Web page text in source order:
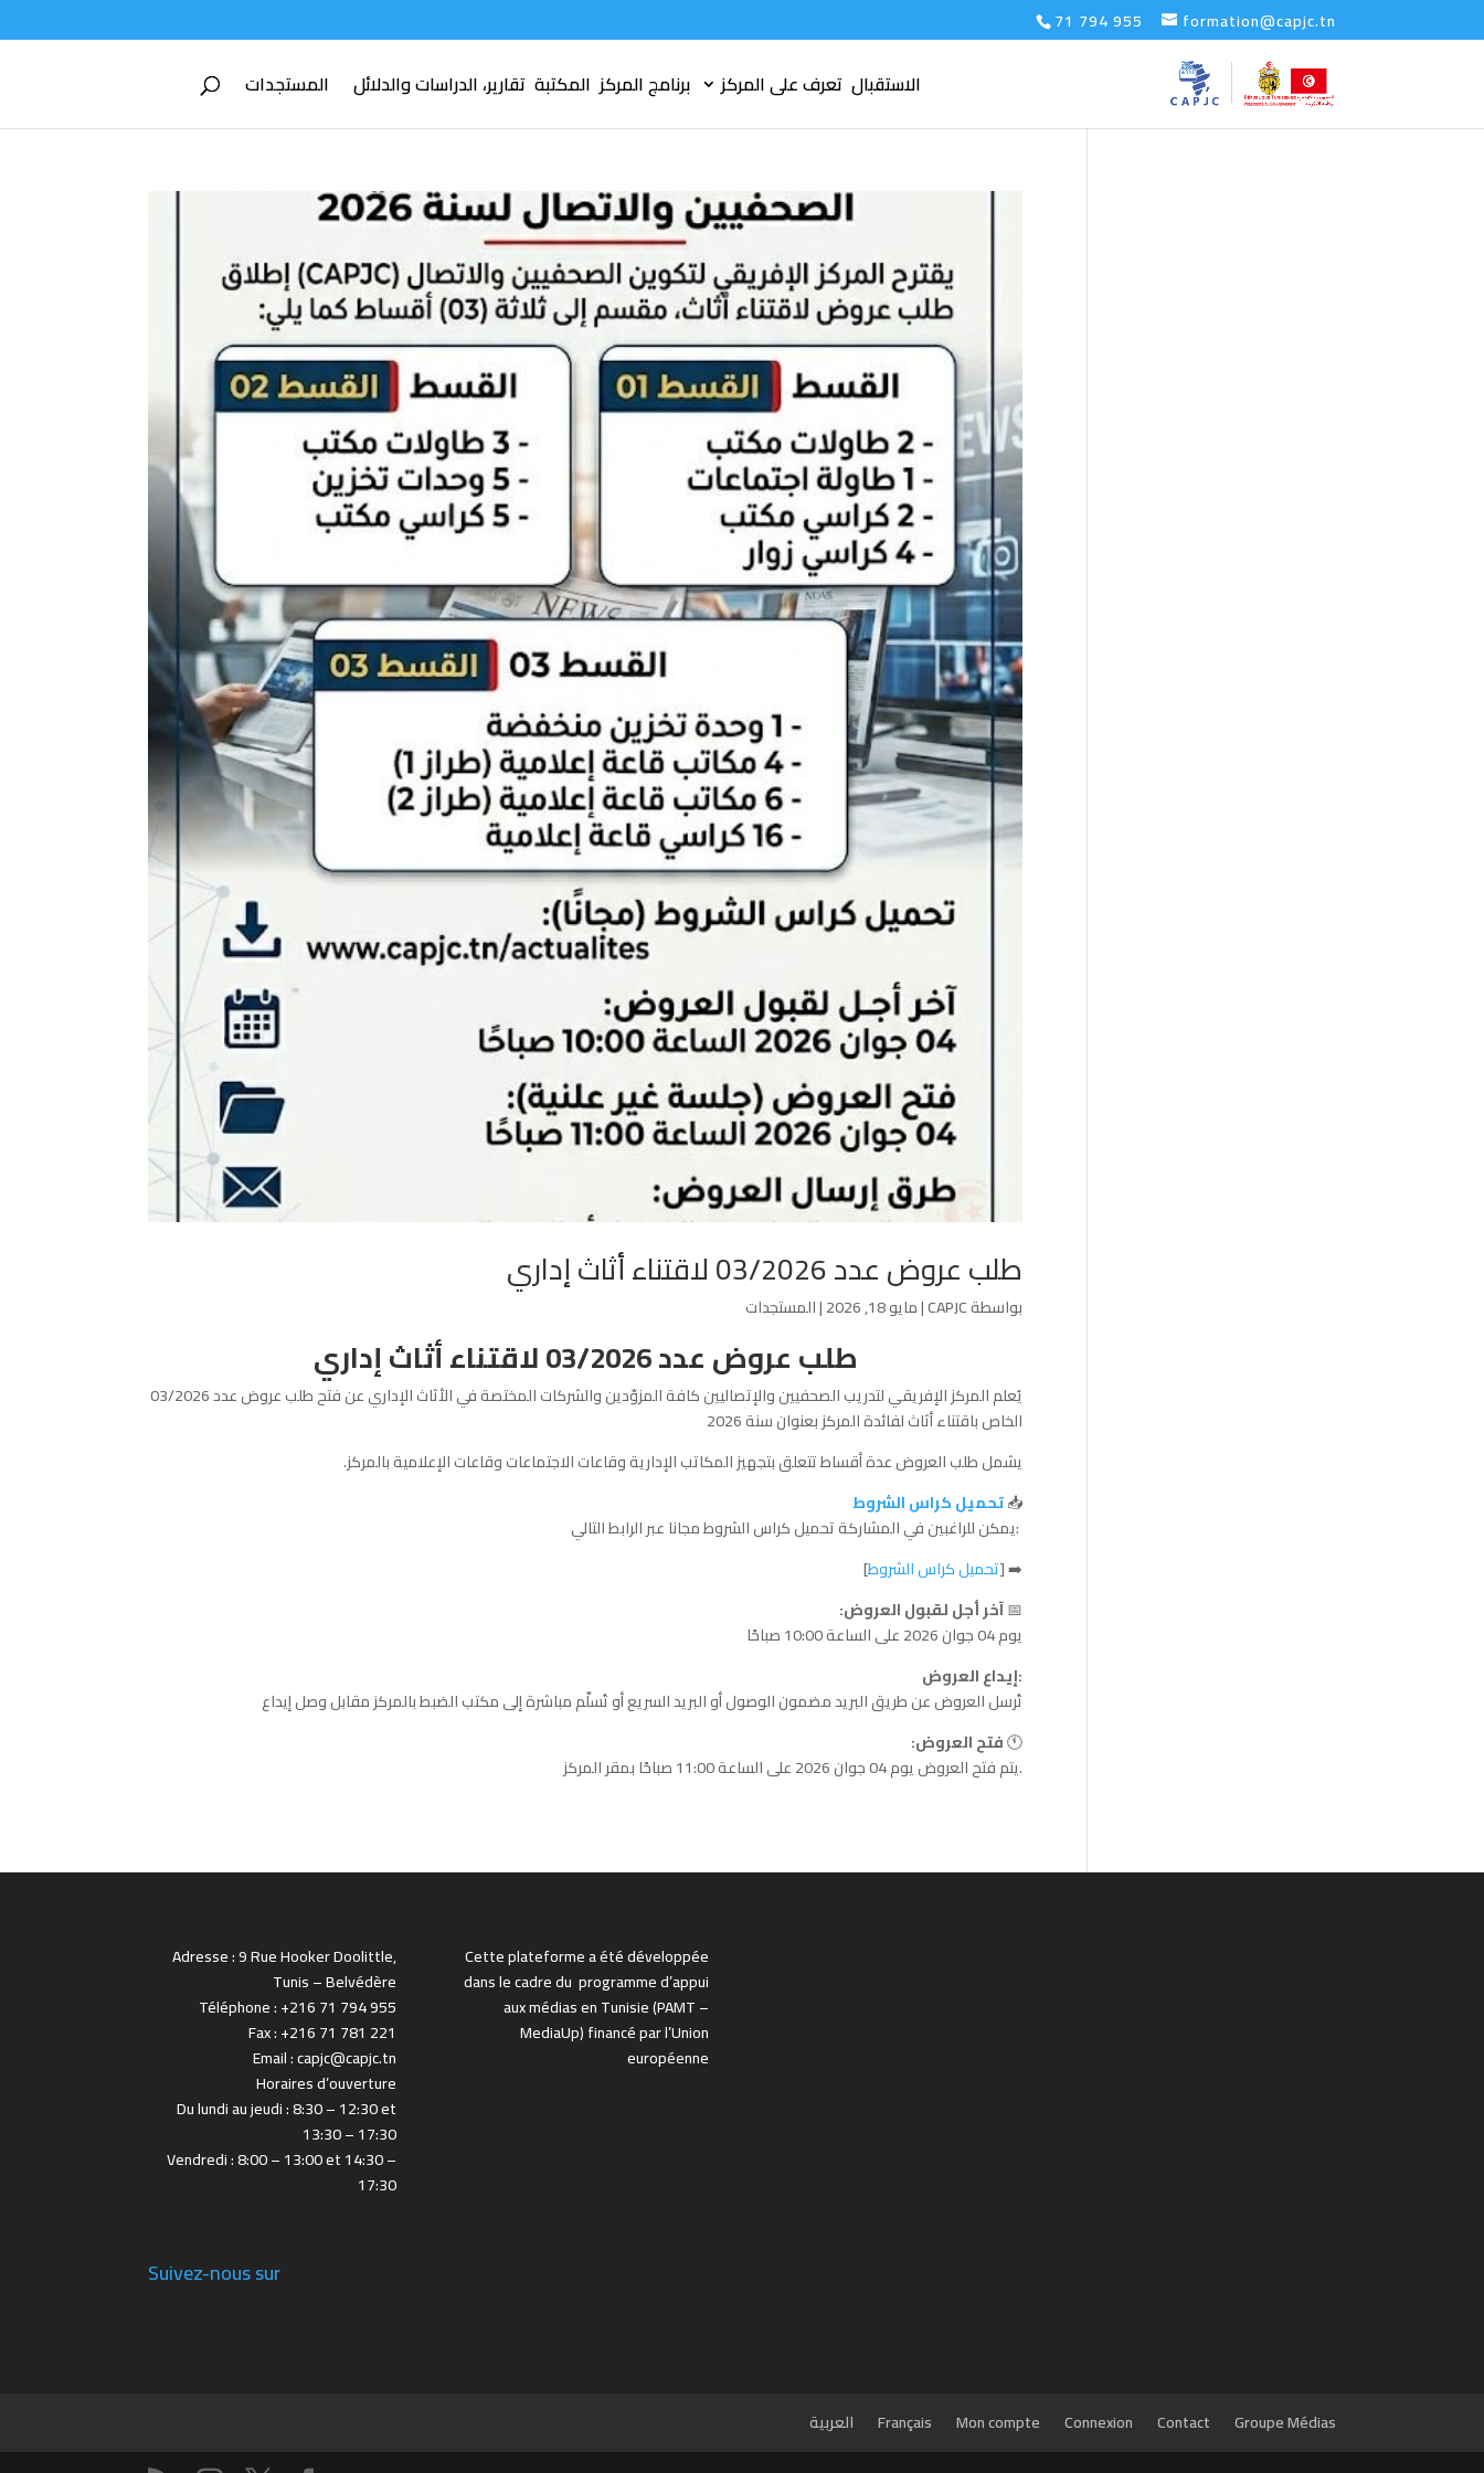
71 794 955 formation@capjc.tn
الاستقبال تعرف على المركز برنامج المركز المكتبة تقارير، الدراسات والدلائل المستجدات
طلب عروض عدد 03/2026 لاقتناء أثاث إداري
بواسطةCAPJC
|مايو 18, 2026 |المستجدات
طلب عروض عدد 03/2026 لاقتناء أثاث إداري
يُعلمالمركز الإفريقي لتدريب الصحفيين والإتصاليين
كافة المزوّدين والشركات المختصة في الأثاث الإداري عن فتح طلب عروض عدد 03/2026
الخاص باقتناء أثاث لفائدة المركز بعنوان سنة 2026
يشمل طلب العروض عدة أقساط تتعلق بتجهيز المكاتب الإدارية وقاعات الاجتماعات وقاعات الإعلامية بالمركز.
📥تحميل كراس الشروط
:يمكن للراغبين في المشاركة تحميل كراس الشروط مجانا عبر الرابط التالي
➡️ [تحميل كراس الشروط]
📅آخر أجل لقبول العروض:
يوم 04 جوان 2026 على الساعة 10:00 صباحًا
:إيداع العروض
تُرسل العروض عن طريق البريد مضمون الوصول أو البريد السريع أو تُسلّم مباشرة إلى مكتب الضبط بالمركز مقابل وصل إيداع
🕚فتح العروض:
.يتم فتح العروض يوم 04 جوان 2026 على الساعة 11:00 صباحًا بمقر المركز
Adresse : 9 Rue Hooker Doolittle,
Tunis – Belvédère
Téléphone : +216 71 794 955
Fax : +216 71 781 221
Email : capjc@capjc.tn
Horaires d’ouverture
Du lundi au jeudi : 8:30 – 12:30 et
13:30 – 17:30
Vendredi : 8:00 – 13:00 et 14:30 –
17:30
Suivez-nous sur
Cette plateforme a été développée
dans le cadre du programme d’appui
aux médias en Tunisie (PAMT –
MediaUp) financé par l’Union
européenne
Groupe Médias
Contact
Connexion
Mon compte
Français العربية